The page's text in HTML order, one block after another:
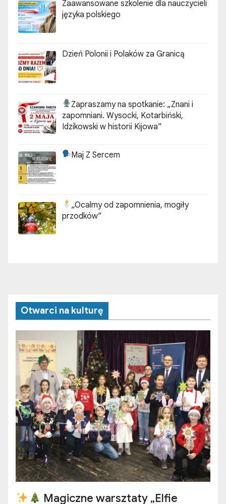
Zaawansowane szkolenie dla nauczycieli
języka polskiego
Dzień Polonii i Polaków za Granicą
Zapraszamy na spotkanie: „Znani i
zapomniani. Wysocki, Kotarbiński,
Idzikowski w historii Kijowa”
Maj Z Sercem
„Ocalmy od zapomnienia, mogiły
przodków”
Otwarci na kulturę
Magiczne warsztaty „Elfie